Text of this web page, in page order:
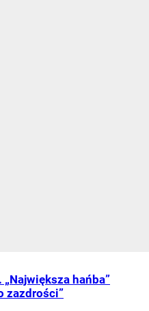
hańba”
zazdrości”